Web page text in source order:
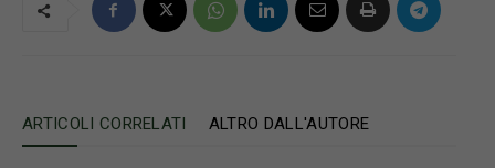
ARTICOLI CORRELATI ALTRO DALL'AUTORE